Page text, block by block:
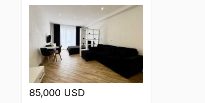
85,000 USD